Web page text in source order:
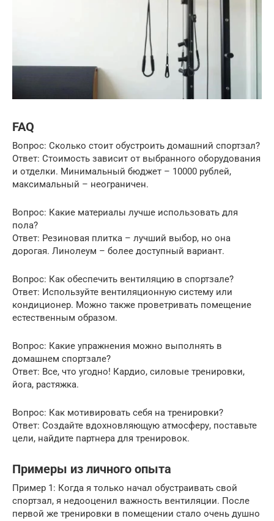
FAQ
Вопрос: Сколько стоит обустроить домашний спортзал?
Ответ: Стоимость зависит от выбранного оборудования
и отделки. Минимальный бюджет – 10000 рублей,
максимальный – неограничен.
Вопрос: Какие материалы лучше использовать для
пола?
Ответ: Резиновая плитка – лучший выбор, но она
дорогая. Линолеум – более доступный вариант.
Вопрос: Как обеспечить вентиляцию в спортзале?
Ответ: Используйте вентиляционную систему или
кондиционер. Можно также проветривать помещение
естественным образом.
Вопрос: Какие упражнения можно выполнять в
домашнем спортзале?
Ответ: Все, что угодно! Кардио, силовые тренировки,
йога, растяжка.
Вопрос: Как мотивировать себя на тренировки?
Ответ: Создайте вдохновляющую атмосферу, поставьте
цели, найдите партнера для тренировок.
Примеры из личного опыта
Пример 1: Когда я только начал обустраивать свой
спортзал, я недооценил важность вентиляции. После
первой же тренировки в помещении стало очень душно